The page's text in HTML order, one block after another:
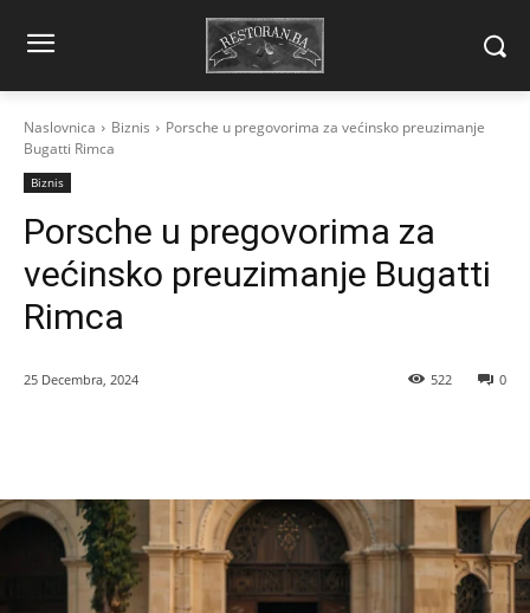
Naslovnica Biznis
Porsche u pregovorima za većinsko preuzimanje
Bugatti Rimca
Biznis
Porsche u pregovorima za
većinsko preuzimanje Bugatti
Rimca
25 Decembra, 2024 0
522